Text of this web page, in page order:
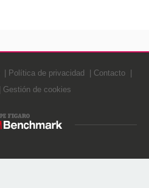
Política de privacidad
Contacto
Gestión de cookies